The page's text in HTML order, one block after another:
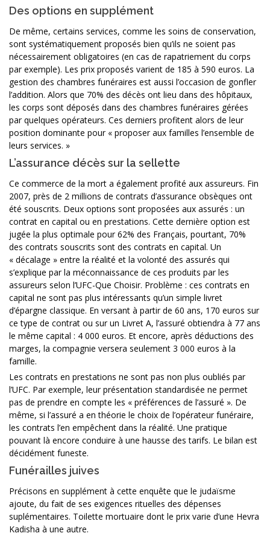
Des options en supplément
De même, certains services, comme les soins de conservation,
sont systématiquement proposés bien qu’ils ne soient pas
nécessairement obligatoires (en cas de rapatriement du corps
par exemple). Les prix proposés varient de 185 à 590 euros. La
gestion des chambres funéraires est aussi l’occasion de gonfler
l’addition. Alors que 70% des décès ont lieu dans des hôpitaux,
les corps sont déposés dans des chambres funéraires gérées
par quelques opérateurs. Ces derniers profitent alors de leur
position dominante pour « proposer aux familles l’ensemble de
leurs services. »
L’assurance décès sur la sellette
Ce commerce de la mort a également profité aux assureurs. Fin
2007, près de 2 millions de contrats d’assurance obsèques ont
été souscrits. Deux options sont proposées aux assurés : un
contrat en capital ou en prestations. Cette dernière option est
jugée la plus optimale pour 62% des Français, pourtant, 70%
des contrats souscrits sont des contrats en capital. Un
« décalage » entre la réalité et la volonté des assurés qui
s’explique par la méconnaissance de ces produits par les
assureurs selon l’UFC-Que Choisir. Problème : ces contrats en
capital ne sont pas plus intéressants qu’un simple livret
d’épargne classique. En versant à partir de 60 ans, 170 euros sur
ce type de contrat ou sur un Livret A, l’assuré obtiendra à 77 ans
le même capital : 4 000 euros. Et encore, après déductions des
marges, la compagnie versera seulement 3 000 euros à la
famille.
Les contrats en prestations ne sont pas non plus oubliés par
l’UFC. Par exemple, leur présentation standardisée ne permet
pas de prendre en compte les « préférences de l’assuré ». De
même, si l’assuré a en théorie le choix de l’opérateur funéraire,
les contrats l’en empêchent dans la réalité. Une pratique
pouvant là encore conduire à une hausse des tarifs. Le bilan est
décidément funeste.
Funérailles juives
Précisons en supplément à cette enquête que le judaïsme
ajoute, du fait de ses exigences rituelles des dépenses
suplémentaires. Toilette mortuaire dont le prix varie d’une Hevra
Kadisha à une autre.